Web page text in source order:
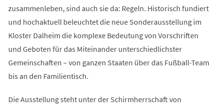
zusammenleben, sind auch sie da: Regeln. Historisch fundiert
und hochaktuell beleuchtet die neue Sonderausstellung im
Kloster Dalheim die komplexe Bedeutung von Vorschriften
und Geboten für das Miteinander unterschiedlichster
Gemeinschaften – von ganzen Staaten über das Fußball-Team
bis an den Familientisch.
Die Ausstellung steht unter der Schirmherrschaft von